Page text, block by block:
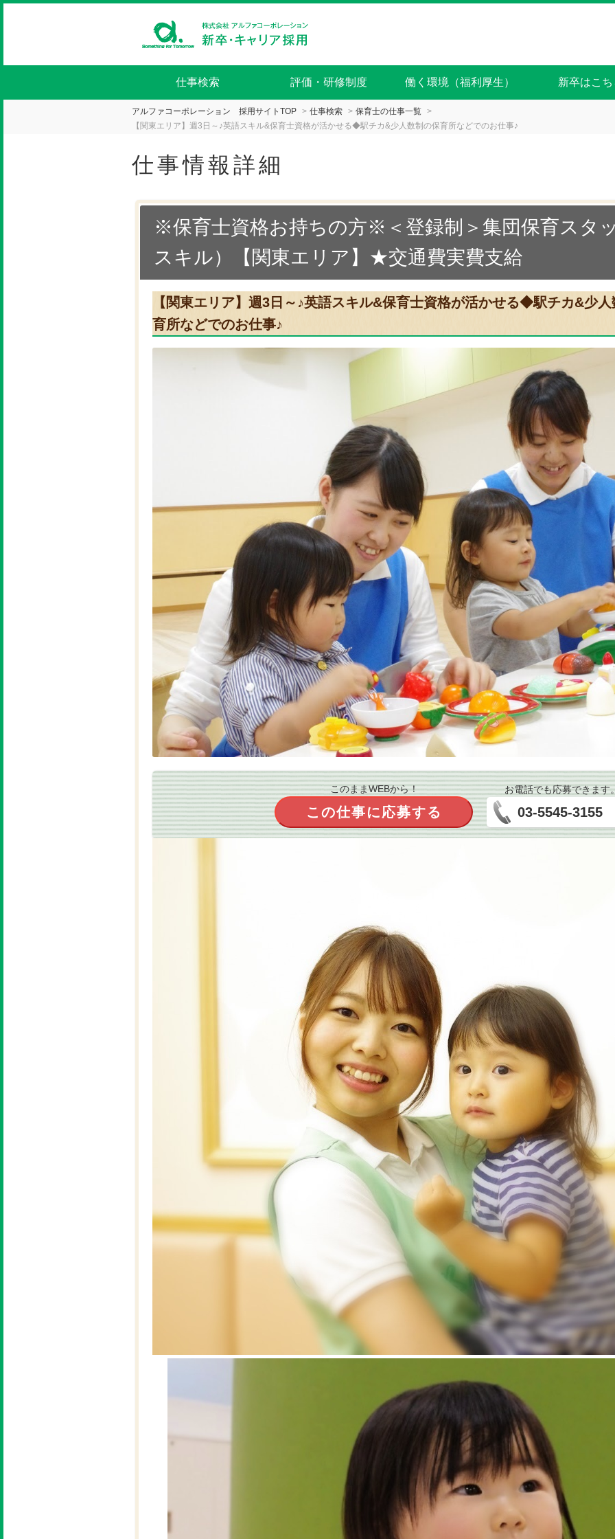
仕事検索 評価・研修制度 働く環境（福利厚生） 新卒はこち
アルファコーポレーション 採用サイトTOP 仕事検索
保育士の仕事一覧
【関東エリア】週3日～♪英語スキル&保育士資格が活かせる◆駅チカ&少人数制の保育所などでのお仕事♪
仕事情報詳細
※保育士資格お持ちの方※＜登録制＞集団保育スタ
スキル）【関東エリア】★交通費実費支給
【関東エリア】週3日～♪英語スキル&保育士資格が活かせる◆駅チカ&少
育所などでのお仕事♪
このままWEBから！
この仕事に応募する
お電話でも応募できます
03-5545-3155